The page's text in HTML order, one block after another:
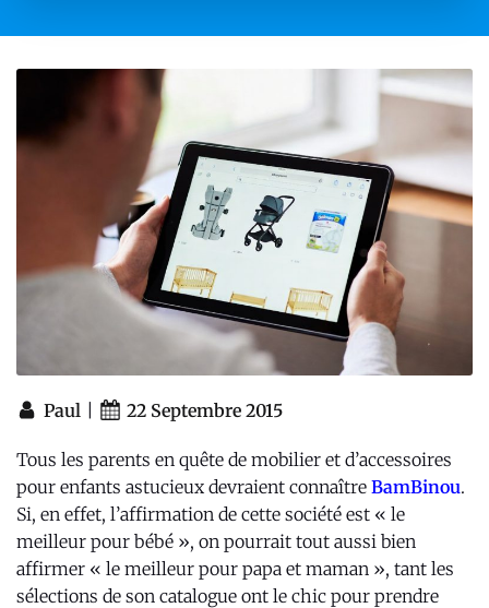
Paul 22 Septembre 2015
Tous les parents en quête de mobilier et d’accessoires
pour enfants astucieux devraient connaître BamBinou.
Si, en effet, l’affirmation de cette société est « le
meilleur pour bébé », on pourrait tout aussi bien
affirmer « le meilleur pour papa et maman », tant les
sélections de son catalogue ont le chic pour prendre